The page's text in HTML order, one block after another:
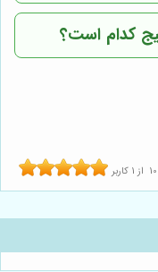
کدام است؟
10 از 1 کاربر